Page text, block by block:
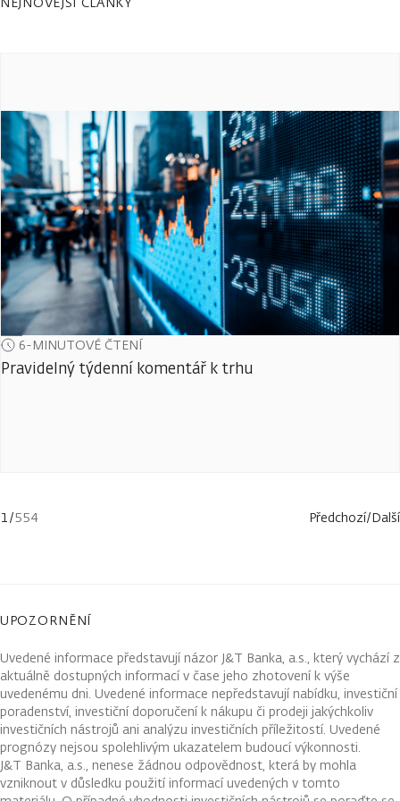
6-MINUTOVÉ ČTENÍ
Pravidelný týdenní komentář k trhu
1/554 Předchozí/Další
UPOZORNĚNÍ
Uvedené informace představují názor J&T Banka, a.s., který vychází z
aktuálně dostupných informací v čase jeho zhotovení k výše
uvedenému dni. Uvedené informace nepředstavují nabídku, investiční
poradenství, investiční doporučení k nákupu či prodeji jakýchkoliv
investičních nástrojů ani analýzu investičních příležitostí. Uvedené
prognózy nejsou spolehlivým ukazatelem budoucí výkonnosti.
J&T Banka, a.s., nenese žádnou odpovědnost, která by mohla
vzniknout v důsledku použití informací uvedených v tomto